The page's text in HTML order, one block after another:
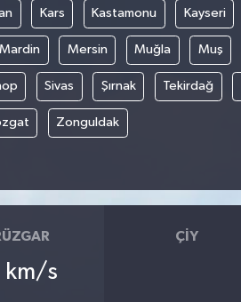
Kars Kastamonu Kayseri
Mardin Mersin Muğla Muş
Sivas Şırnak Tekirdağ
Zonguldak
km/s
ÇIY